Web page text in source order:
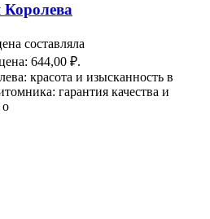
составляла
644,00 ₽.
красота и изысканность в
гарантия качества и
о